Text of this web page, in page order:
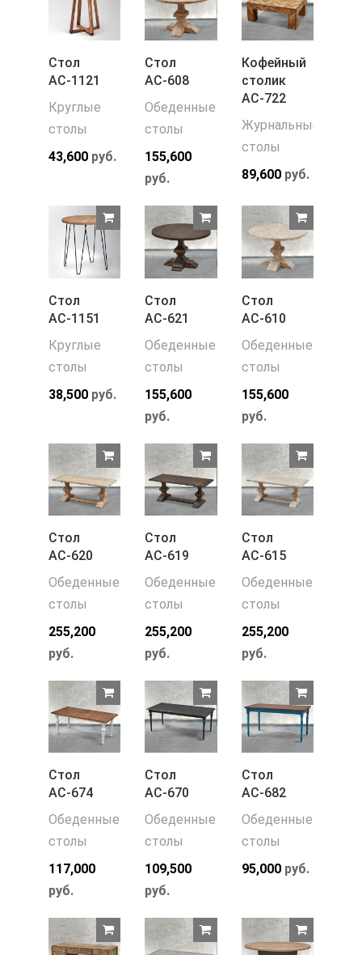
Стол
АС-1121
Круглые
столы
43,600 руб.
Стол
АС-608
Обеденные
столы
155,600
руб.
Кофейный
столик
АС-722
Журнальные
столы
89,600руб.
Стол
АС-1151
Круглые
столы
38,500 руб.
Стол
АС-621
Обеденные
столы
155,600
руб.
Стол
АС-610
Обеденные
столы
155,600
руб.
Стол
АС-620
Обеденные
столы
255,200
руб.
Стол
АС-619
Обеденные
столы
255,200
руб.
Стол
АС-615
Обеденные
столы
255,200
руб.
Стол
АС-674
Обеденные
столы
117,000
руб.
Стол
АС-670
Обеденные
столы
109,500
руб.
Стол
АС-682
Обеденные
столы
95,000руб.